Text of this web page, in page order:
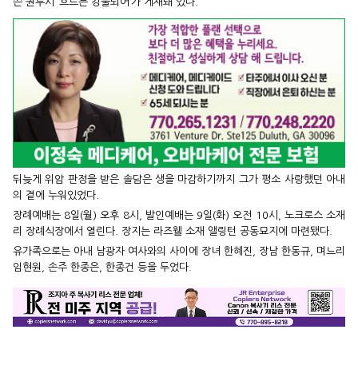
쓴 권두시 ‘흐르는 강물되어’가 게재돼 있다.
뒤늦게 위암 판정을 받은 솔담은 생을 마감하기까지 그가 평소 사랑했던 아내
의 곁에 누워있었다.
장례예배는 8일(월) 오후 8시, 발인예배는 9일(화) 오전 10시, 노크로스 소재
리 장례식장에서 열린다. 장지는 라즈웰 소재 앨링턴 공동묘지에 마련됐다.
유가족으로는 아내 남광자 여사와의 사이에 장녀 한혜진, 장남 한동규, 며느리
임현원, 손주 한종은, 한종건 등을 두었다.